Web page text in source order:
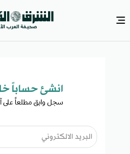
انشئ حساباً
سجل وابق مطلعاً على